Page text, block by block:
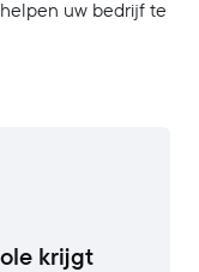
uw bedrijf te
krijgt